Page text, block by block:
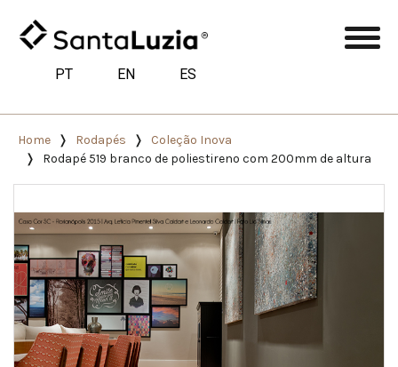
PT EN ES
Home Rodapés
Coleção Inova
Rodapé 519 branco de poliestireno com 200mm de altura